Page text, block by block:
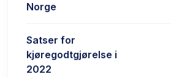
Norge
Satser for
kjøregodtgjørelse i
2022